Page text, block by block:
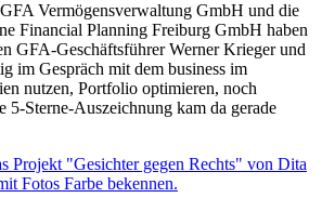
GFA Vermögensverwaltung GmbH und die
Financial Planning Freiburg GmbH haben
GFA-Geschäftsführer Werner Krieger und
im Gespräch mit dem business im
nutzen, Portfolio optimieren, noch
5-Sterne-Auszeichnung kam da gerade